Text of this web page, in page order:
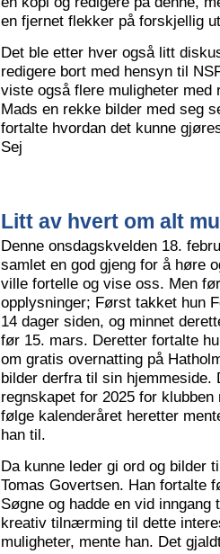
en fjernet flekker på forskjellig
Det ble etter hver også litt
redigere bort med hensyn til
viste også flere muligheter
Mads en rekke bilder med seg
fortalte hvordan det kunne
Sej
Litt av hvert om alt
Denne onsdagskvelden 18.
samlet en god gjeng for å høre
ville fortelle og vise oss. Men
opplysninger; Først takket hun
14 dager siden, og minnet
før 15. mars. Deretter fortalte
om gratis overnatting på
bilder derfra til sin hjemmeside.
regnskapet for 2025 for
følge kalenderåret heretter
han til.
Da kunne leder gi ord og bilder
Tomas Govertsen. Han fortalte
Søgne og hadde en vid
kreativ tilnærming til dette
muligheter, mente han. Det